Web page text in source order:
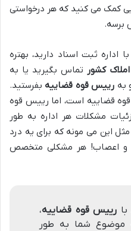
کمک می کنید که هر درخواستی
ثبت اسناد دارید، بهتره
کشور تماس بگیرید یا به
به رییس قوه قضاییه بفرستید.
قضاییه است، اما رییس قوه
مشکلات هر اداره به طور
این می مونه که برای یه درد
و اعصاب! هر مشکلی متخصص
رییس قوه قضاییه،
موضوع شما به طور